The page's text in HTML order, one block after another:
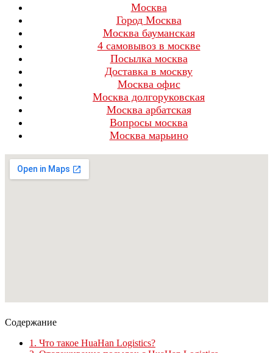
Москва
Город Москва
Москва бауманская
4 самовывоз в москве
Посылка москва
Доставка в москву
Москва офис
Москва долгоруковская
Москва арбатская
Вопросы москва
Москва марьино
Содержание
1. Что такое HuaHan Logistics?